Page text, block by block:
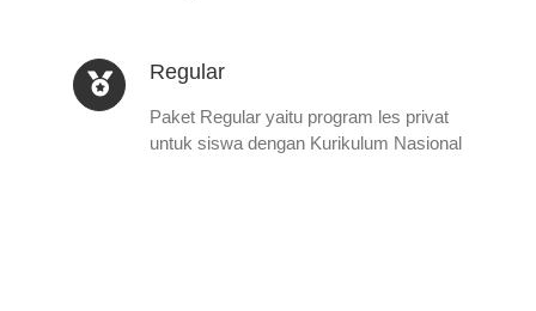
Regular
Paket Regular yaitu program les privat
untuk siswa dengan Kurikulum Nasional